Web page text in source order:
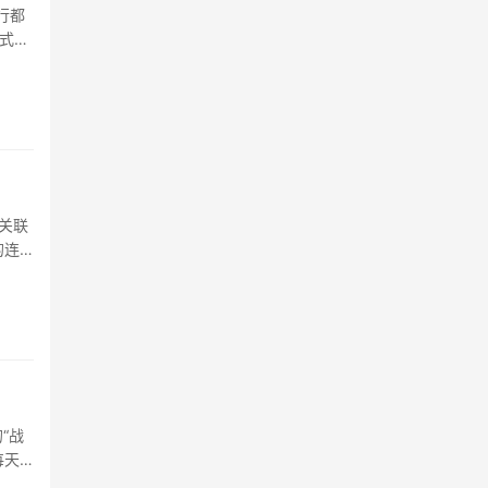
都
、
收
联
连
战
天